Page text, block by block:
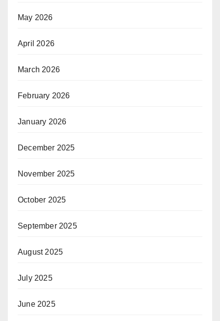
May 2026
April 2026
March 2026
February 2026
January 2026
December 2025
November 2025
October 2025
September 2025
August 2025
July 2025
June 2025